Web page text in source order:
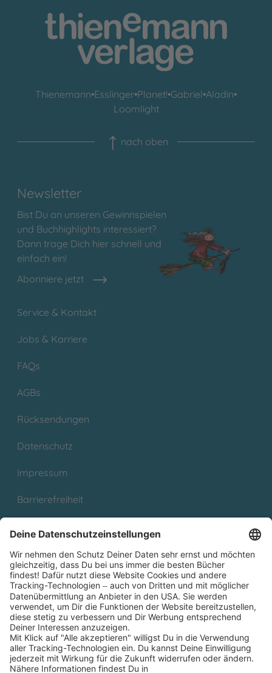
Thienemann•Esslinger•Planet!•Gabriel•Aladin•
Loomlight
nach oben
Newsletter
Bist Du an unseren Gewinnspielen
und Buchhighlights interessiert?
Dann trage Dich hier schnell und
einfach ein!
Abonniere jetzt
Service & Kontakt
Jobs & Karriere
FAQs
AGBs
Rücksendungen
Datenschutz
Impressum
Barrierefreiheit
Partnerprogramm (Affiliate)
Folge uns auf
* Versandkostenfrei ab 9,00 € Bestellwert innerhalb